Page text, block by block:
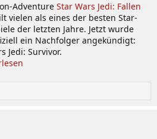
Adventure Star Wars Jedi: Fallen
vielen als eines der besten Star-
der letzten Jahre. Jetzt wurde
ein Nachfolger angekündigt:
Jedi: Survivor.